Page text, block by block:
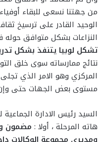
من جهتنا نسعى للبقاء
الوحيد القادر على ترسيخ
النزاعات بشكل متوافق حوله
تشكل لوبيا يتنفذ بشكل
نتائج ممارساته سوى خلق
المركزي وهو الامر الذي
مستوى بعض الجهات حتى
السيد رئيس الادارة
هاته المرحلة ، أولا :